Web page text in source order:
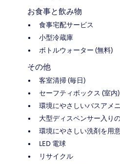
お食事と飲み物
食事宅配サービス
小型冷蔵庫
ボトルウォーター (無料)
その他
客室清掃 (毎日)
セーフティボックス (室内)
環境にやさしいバスアメ
大型ディスペンサー入り
環境にやさしい洗剤を用
LED 電球
リサイクル